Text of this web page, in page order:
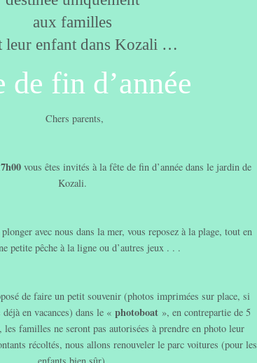
aux familles
leur enfant dans Kozali …
de fin d’année
Chers parents,
vous êtes invités à la fête de fin d’année dans le jardin de
Kozali.
avec nous dans la mer, vous reposez à la plage, tout en
petite pêche à la ligne ou d’autres jeux . . .
de faire un petit souvenir (photos imprimées sur place, si
en vacances) dans le « photoboat», en contrepartie de 5
familles ne seront pas autorisées à prendre en photo leur
récoltés, nous allons renouveler le parc voitures (pour les